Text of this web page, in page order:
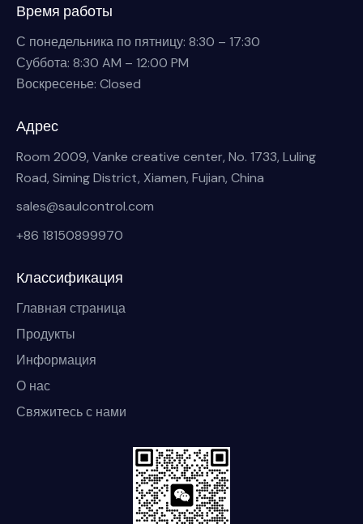
Время работы
С понедельника по пятницу: 8:30 – 17:30
Суббота: 8:30 AM – 12:00 PM
Воскресенье: Closed
Адрес
Room 2009, Vanke creative center, No. 1733, Luling
Road, Siming District, Xiamen, Fujian, China
sales@saulcontrol.com
+86 18150899970
Классификация
Главная страница
Продукты
Информация
О нас
Свяжитесь с нами